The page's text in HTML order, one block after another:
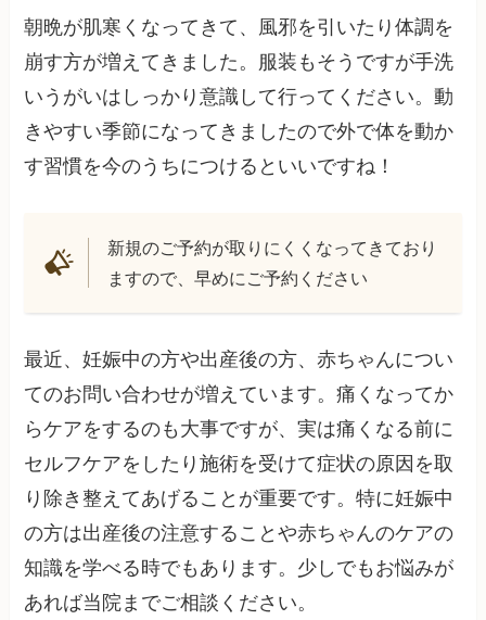
朝晩が肌寒くなってきて、風邪を引いたり体調を
崩す方が増えてきました。服装もそうですが手洗
いうがいはしっかり意識して行ってください。動
きやすい季節になってきましたので外で体を動か
す習慣を今のうちにつけるといいですね！
新規のご予約が取りにくくなってきており
ますので、早めにご予約ください
最近、妊娠中の方や出産後の方、赤ちゃんについ
てのお問い合わせが増えています。痛くなってか
らケアをするのも大事ですが、実は痛くなる前に
セルフケアをしたり施術を受けて症状の原因を取
り除き整えてあげることが重要です。特に妊娠中
の方は出産後の注意することや赤ちゃんのケアの
知識を学べる時でもあります。少しでもお悩みが
あれば当院までご相談ください。